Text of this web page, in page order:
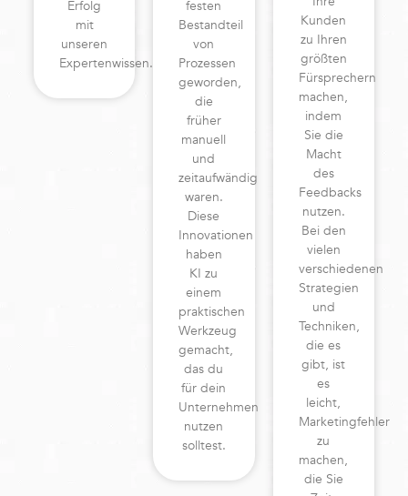
Erfolg
mit
unseren
Expertenwissen.
festen
Bestandteil
von
Prozessen
geworden,
die
früher
manuell
und
zeitaufwändig
waren.
Diese
Innovationen
haben
KI zu
einem
praktischen
Werkzeug
gemacht,
das du
für dein
Unternehmen
nutzen
solltest.
Kunden
zu Ihren
größten
Fürsprechern
machen,
indem
Sie die
Macht
des
Feedbacks
nutzen.
Bei den
vielen
verschiedenen
Strategien
und
Techniken,
die es
gibt, ist
es
leicht,
Marketingfehler
zu
machen,
die Sie